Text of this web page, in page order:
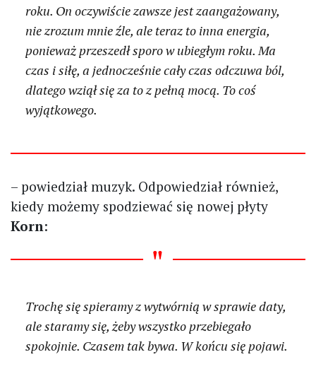
roku. On oczywiście zawsze jest zaangażowany,
nie zrozum mnie źle, ale teraz to inna energia,
ponieważ przeszedł sporo w ubiegłym roku. Ma
czas i siłę, a jednocześnie cały czas odczuwa ból,
dlatego wziął się za to z pełną mocą. To coś
wyjątkowego.
– powiedział muzyk. Odpowiedział również,
kiedy możemy spodziewać się nowej płyty
Korn:
Trochę się spieramy z wytwórnią w sprawie daty,
ale staramy się, żeby wszystko przebiegało
spokojnie. Czasem tak bywa. W końcu się pojawi.